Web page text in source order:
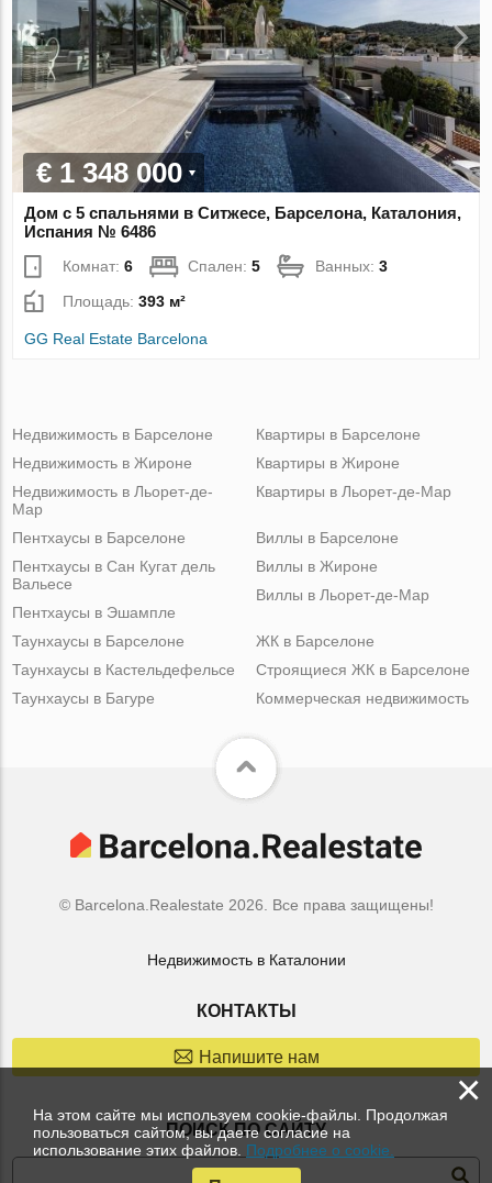
€ 1 348 000
Дом с 5 спальнями в Ситжесе, Барселона, Каталония,
Испания № 6486
Комнат:6 Спален:5 Ванных:3
Площадь:393 м²
GG Real Estate Barcelona
Недвижимость в Барселоне
Недвижимость в Жироне
Недвижимость в Льорет-де-
Мар
Квартиры в Барселоне
Квартиры в Жироне
Квартиры в Льорет-де-Мар
Пентхаусы в Барселоне
Пентхаусы в Сан Кугат дель
Вальесе
Пентхаусы в Эшампле
Виллы в Барселоне
Виллы в Жироне
Виллы в Льорет-де-Мар
Таунхаусы в Барселоне
Таунхаусы в Кастельдефельсе
Таунхаусы в Багуре
ЖК в Барселоне
Строящиеся ЖК в Барселоне
Коммерческая недвижимость
© Barcelona.Realestate 2026. Все права защищены!
Недвижимость в Каталонии
КОНТАКТЫ
Напишите нам
ПОИСК ПО САЙТУ
×
На этом сайте мы используем cookie-файлы. Продолжая
пользоваться сайтом, вы даете согласие на
использование этих файлов. Подробнее о cookie.